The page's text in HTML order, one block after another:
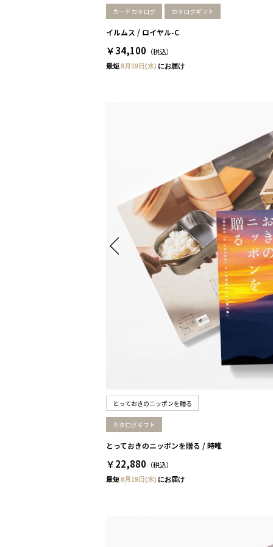
カードカタログ カタログギフト
イルムス / ロイヤル-C
￥34,100 （税込）
最短8月19日(水) にお届け
とっておきのニッポンを贈る
カタログギフト
とっておきのニッポンを贈る / 時唯
￥22,880 （税込）
最短8月19日(水) にお届け